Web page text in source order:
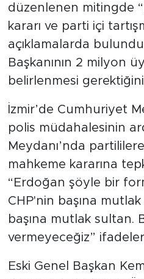
düzenlenen mitingde
kararı ve parti içi
açıklamalarda
Başkanının 2 milyon
belirlenmesi
İzmir’de Cumhuriyet
polis müdahalesinin
Meydanı’nda
mahkeme kararına
“Erdoğan şöyle bir
CHP'nin başına
başına mutlak sultan.
vermeyeceğiz”
Eski Genel Başkan